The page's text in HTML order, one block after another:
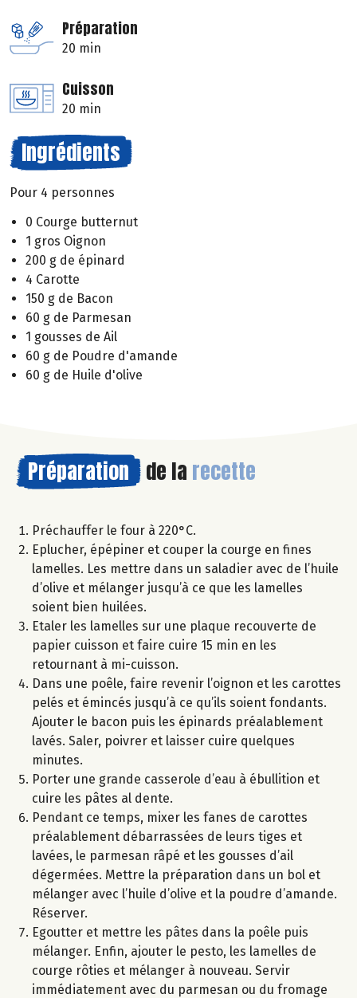
Préparation
20 min
Cuisson
20 min
Ingrédients
Pour 4 personnes
0 Courge butternut
1 gros Oignon
200 g de épinard
4 Carotte
150 g de Bacon
60 g de Parmesan
1 gousses de Ail
60 g de Poudre d'amande
60 g de Huile d'olive
Préparation de la recette
Préchauffer le four à 220°C.
Eplucher, épépiner et couper la courge en fines
lamelles. Les mettre dans un saladier avec de l’huile
d’olive et mélanger jusqu’à ce que les lamelles
soient bien huilées.
Etaler les lamelles sur une plaque recouverte de
papier cuisson et faire cuire 15 min en les
retournant à mi-cuisson.
Dans une poêle, faire revenir l’oignon et les carottes
pelés et émincés jusqu’à ce qu’ils soient fondants.
Ajouter le bacon puis les épinards préalablement
lavés. Saler, poivrer et laisser cuire quelques
minutes.
Porter une grande casserole d’eau à ébullition et
cuire les pâtes al dente.
Pendant ce temps, mixer les fanes de carottes
préalablement débarrassées de leurs tiges et
lavées, le parmesan râpé et les gousses d’ail
dégermées. Mettre la préparation dans un bol et
mélanger avec l’huile d’olive et la poudre d’amande.
Réserver.
Egoutter et mettre les pâtes dans la poêle puis
mélanger. Enfin, ajouter le pesto, les lamelles de
courge rôties et mélanger à nouveau. Servir
immédiatement avec du parmesan ou du fromage